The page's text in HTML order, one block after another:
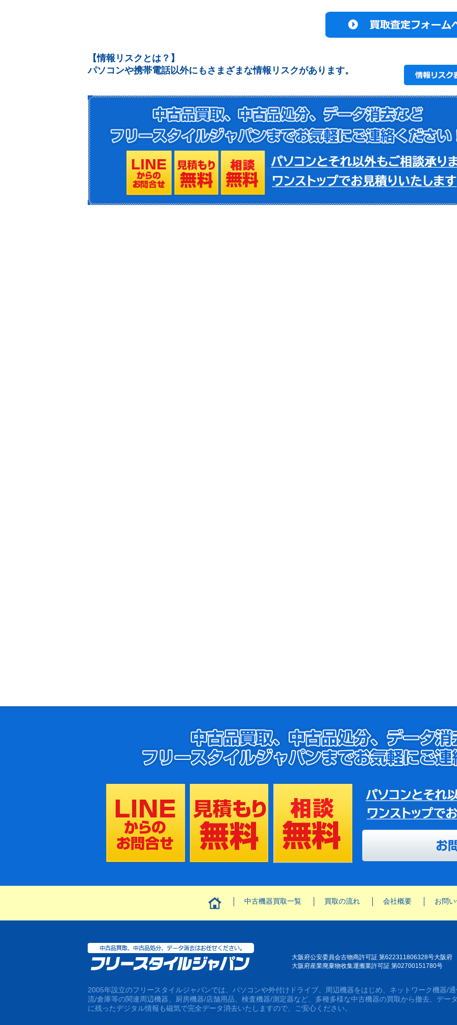
【情報リスクとは？】
パソコンや携帯電話以外にもさまざまな情報リスクがあります。
中古機器買取一覧 買取の流れ 会社概要 お問
大阪府公安委員会古物商許可証 第622311806328号大阪府
大阪府産業廃棄物收集運搬業許可証 第02700151780号
2005年設立のフリースタイルジャパンでは、パソコンや外付けドライブ、周辺機器をはじめ、ネットワーク機器/
流/倉庫等の関連周辺機器、厨房機器/店舗用品、検査機器/測定器など、多種多様な中古機器の買取から撤去、デー
に残ったデジタル情報も磁気で完全データ消去いたしますので、ご安心ください。